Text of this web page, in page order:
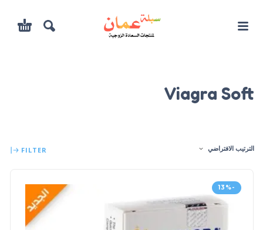
Viagra Soft
الترتيب الافتراضي FILTER
-13%